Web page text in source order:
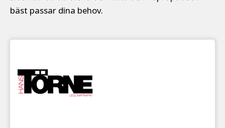
bäst passar dina behov.